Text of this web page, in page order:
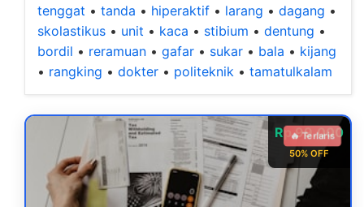
tenggat • tanda • hiperaktif • larang • dagang •
skolastikus • unit • kaca • stibium • dentung •
bordil • reramuan • gafar • sukar • bala • kijang
• rangking • dokter • politeknik • tamatulkalam
Rp 99.000
50% OFF
🔥 Terlaris